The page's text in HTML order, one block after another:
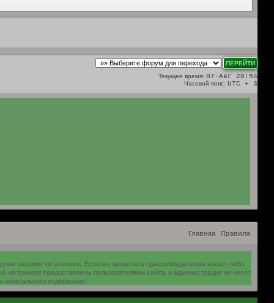
Текущее время: 07-Авг 20:56
Часовой пояс: UTC + 3
Главная Правила
нашими читателями. Если вы являетесь правообладателем какого-либо
трекере предоставлены пользователями сайта, и администрация не несет
содержания!